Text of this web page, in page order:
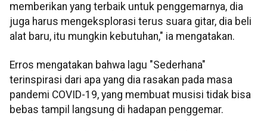
memberikan yang terbaik untuk penggemarnya, dia
juga harus mengeksplorasi terus suara gitar, dia beli
alat baru, itu mungkin kebutuhan," ia mengatakan.
Erros mengatakan bahwa lagu "Sederhana"
terinspirasi dari apa yang dia rasakan pada masa
pandemi COVID-19, yang membuat musisi tidak bisa
bebas tampil langsung di hadapan penggemar.